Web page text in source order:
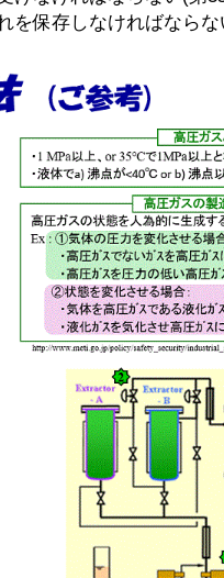
保存しなければなら